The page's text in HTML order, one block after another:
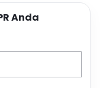
Anda